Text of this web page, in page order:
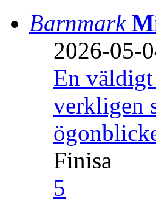
Barnmark
2026-05-
En
verkligen
Finisa
5